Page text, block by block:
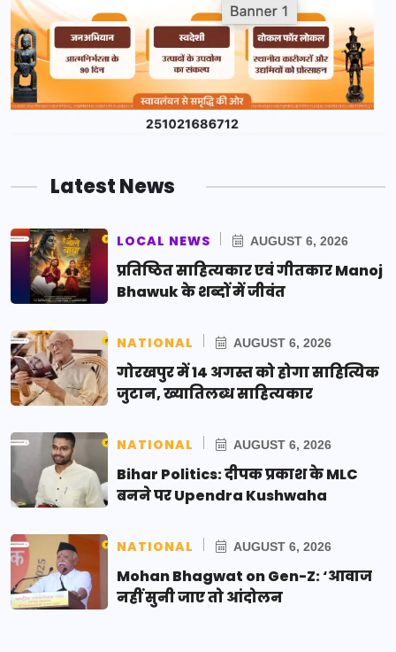
Latest News
LOCAL NEWS AUGUST 6, 2026
प्रतिष्ठित साहित्यकार एवं गीतकार Manoj
Bhawuk के शब्दों में जीवंत
NATIONAL AUGUST 6, 2026
गोरखपुर में 14 अगस्त को होगा साहित्यिक
जुटान, ख्यातिलब्ध साहित्यकार
NATIONAL AUGUST 6, 2026
Bihar Politics: दीपक प्रकाश के MLC
बनने पर Upendra Kushwaha
NATIONAL AUGUST 6, 2026
Mohan Bhagwat on Gen-Z: ‘आवाज
नहीं सुनी जाए तो आंदोलन